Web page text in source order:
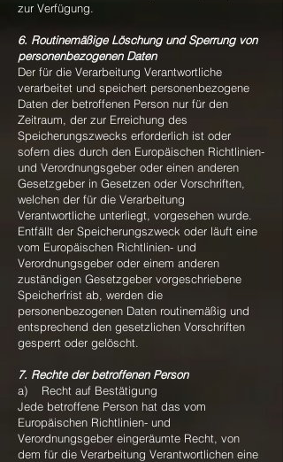
zur Verfügung.
6. Routinemäßige Löschung und Sperrung von
personenbezogenen Daten
Der für die Verarbeitung Verantwortliche
verarbeitet und speichert personenbezogene
Daten der betroffenen Person nur für den
Zeitraum, der zur Erreichung des
Speicherungszwecks erforderlich ist oder
sofern dies durch den Europäischen Richtlinien-
und Verordnungsgeber oder einen anderen
Gesetzgeber in Gesetzen oder Vorschriften,
welchen der für die Verarbeitung
Verantwortliche unterliegt, vorgesehen wurde.
Entfällt der Speicherungszweck oder läuft eine
vom Europäischen Richtlinien- und
Verordnungsgeber oder einem anderen
zuständigen Gesetzgeber vorgeschriebene
Speicherfrist ab, werden die
personenbezogenen Daten routinemäßig und
entsprechend den gesetzlichen Vorschriften
gesperrt oder gelöscht.
7. Rechte der betroffenen Person
a) Recht auf Bestätigung
Jede betroffene Person hat das vom
Europäischen Richtlinien- und
Verordnungsgeber eingeräumte Recht, von
dem für die Verarbeitung Verantwortlichen eine